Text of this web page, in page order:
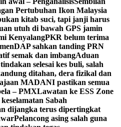
Pertubuhan Ikon Malaysia
kitab suci, tapi janji harus
utuh di bawah GPS jamin
KenyalangPKR belum terima
DAP sahkan tanding PRN
semak dan imbangAduan
selesai kes buli, salah
ditahan, dera fizikal dan
MADANI pastikan semua
– PMXLawatan ke ESS Zone
Sabah
dijangka terus dipertingkat
Pelancong asing salah guna